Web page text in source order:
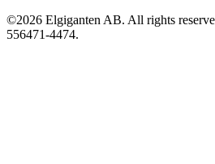
©2026 Elgiganten AB. All rights
556471-4474.